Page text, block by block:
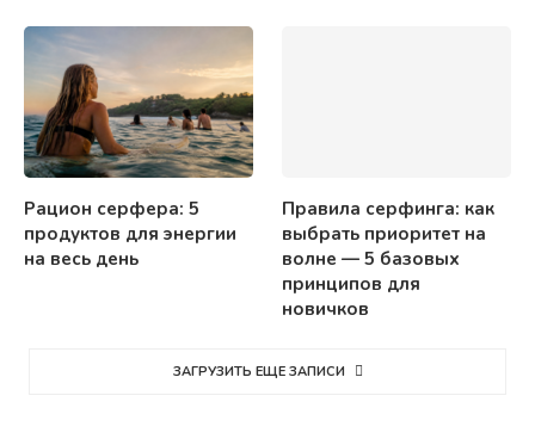
Рацион серфера: 5
продуктов для энергии
на весь день
Правила серфинга: как
выбрать приоритет на
волне — 5 базовых
принципов для
новичков
ЗАГРУЗИТЬ ЕЩЕ ЗАПИСИ